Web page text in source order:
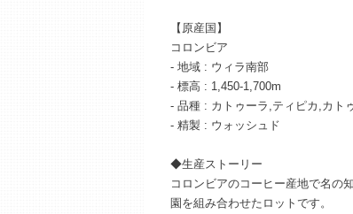
【原産国】
コロンビア
- 地域 : ウィラ南部
- 標高 : 1,450-1,700m
- 品種 : カトゥーラ,ティピカ,カト
- 精製 : ウォッシュド
◆生産ストーリー
コロンビアのコーヒー産地で名の
園を組み合わせたロットです。